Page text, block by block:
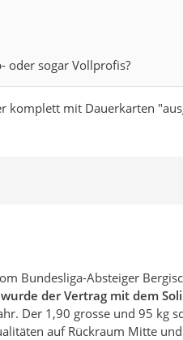
oder sogar Vollprofis?
komplett mit Dauerkarten
Bundesliga-Absteiger
der Vertrag mit dem
Der 1,90 grosse und 95 kg
auf Rückraum Mitte